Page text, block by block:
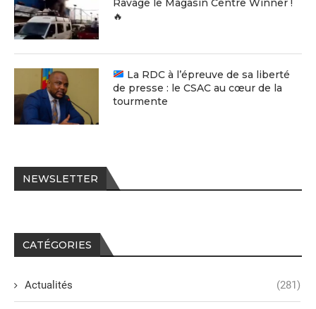
Ravage le Magasin Centre Winner !
🔥
La RDC à l’épreuve de sa liberté
de presse : le CSAC au cœur de la
tourmente
NEWSLETTER
CATÉGORIES
Actualités (281)